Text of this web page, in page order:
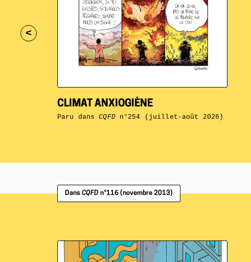
<
CLIMAT ANXIOGIÈNE
Paru dansCQFDn°254 (juillet-août 2026)
Dans CQFD n°116 (novembre 2013)